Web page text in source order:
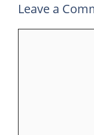
Leave a